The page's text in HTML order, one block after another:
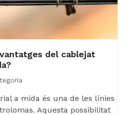
del cablejat
a mida és una de les línies
Aquesta possibilitat